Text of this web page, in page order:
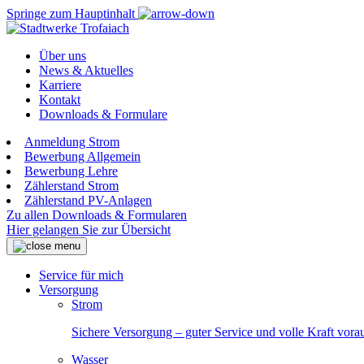
Springe zum Hauptinhalt
Über uns
News & Aktuelles
Karriere
Kontakt
Downloads & Formulare
Anmeldung Strom
Bewerbung Allgemein
Bewerbung Lehre
Zählerstand Strom
Zählerstand PV-Anlagen
Zu allen Downloads & Formularen
Hier gelangen Sie zur Übersicht
Service für mich
Versorgung
Strom
Sichere Versorgung – guter Service und volle Kraft
Wasser